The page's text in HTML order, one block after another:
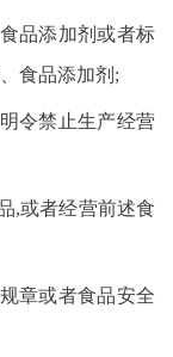
品添加剂或者标
食品添加剂;
令禁止生产经营
,或者经营前述食
章或者食品安全